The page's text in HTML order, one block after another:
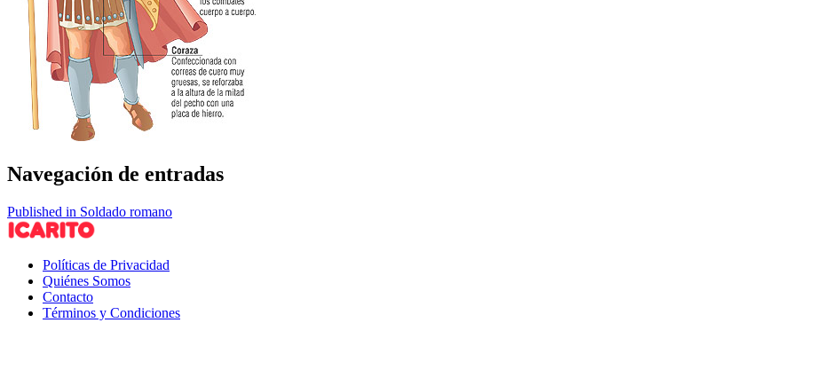
Navegación de entradas
Published in Soldado romano
Políticas de Privacidad
Quiénes Somos
Contacto
Términos y Condiciones